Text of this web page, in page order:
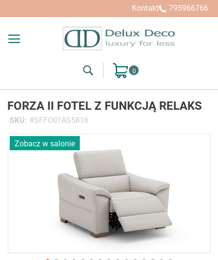
Kontakt 795966766
SearchMój koszyk
FORZA II FOTEL Z FUNKCJĄ RELAKS
SKU
SFFOII1AS5816
Przejdź
na
Zobacz w salonie